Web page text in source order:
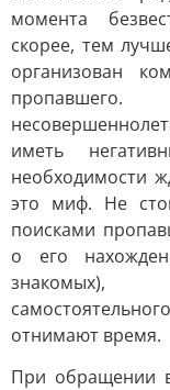
момента
скорее, тем
организован
иметь
необходимости
это миф. Не
поисками
о его
знакомых),
отнимают время.
При обращении